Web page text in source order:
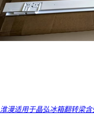
淮漫适用于晶弘冰箱翻转梁含